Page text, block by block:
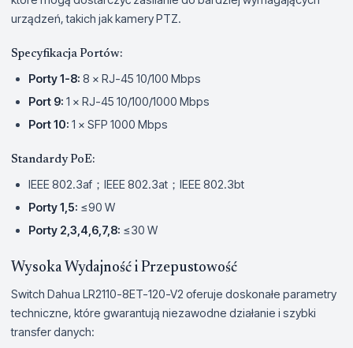
urządzeń, takich jak kamery PTZ.
Specyfikacja Portów:
Porty 1-8: 8 × RJ-45 10/100 Mbps
Port 9: 1 × RJ-45 10/100/1000 Mbps
Port 10: 1 × SFP 1000 Mbps
Standardy PoE:
IEEE 802.3af；IEEE 802.3at；IEEE 802.3bt
Porty 1,5: ≤90 W
Porty 2,3,4,6,7,8: ≤30 W
Wysoka Wydajność i Przepustowość
Switch Dahua LR2110-8ET-120-V2 oferuje doskonałe parametry
techniczne, które gwarantują niezawodne działanie i szybki
transfer danych: